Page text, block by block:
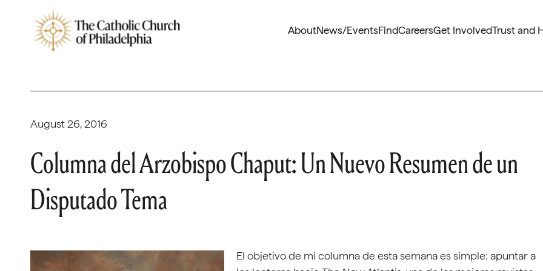
AboutNews/EventsFindCareersGet InvolvedTrust and
August 26, 2016
Columna del Arzobispo Chaput: Un Nuevo Resumen de un
Disputado Tema
El objetivo de mi columna de esta semana es simple: apuntar a